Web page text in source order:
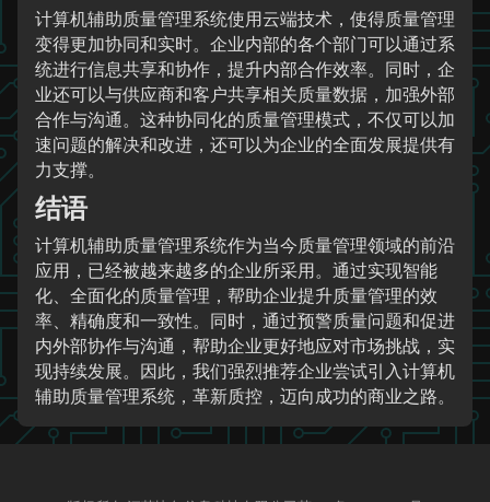
计算机辅助质量管理系统使用云端技术，使得质量管理
变得更加协同和实时。企业内部的各个部门可以通过系
统进行信息共享和协作，提升内部合作效率。同时，企
业还可以与供应商和客户共享相关质量数据，加强外部
合作与沟通。这种协同化的质量管理模式，不仅可以加
速问题的解决和改进，还可以为企业的全面发展提供有
力支撑。
结语
计算机辅助质量管理系统作为当今质量管理领域的前沿
应用，已经被越来越多的企业所采用。通过实现智能
化、全面化的质量管理，帮助企业提升质量管理的效
率、精确度和一致性。同时，通过预警质量问题和促进
内外部协作与沟通，帮助企业更好地应对市场挑战，实
现持续发展。因此，我们强烈推荐企业尝试引入计算机
辅助质量管理系统，革新质控，迈向成功的商业之路。